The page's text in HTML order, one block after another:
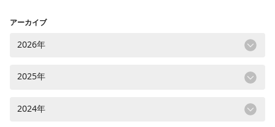
アーカイブ
2026年
2025年
2024年